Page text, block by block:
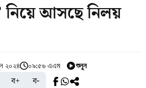
নিয়ে আসছে নিলয়
২০২৪ ০৯:৫৬ এএম শুনুন
ব+ ব-